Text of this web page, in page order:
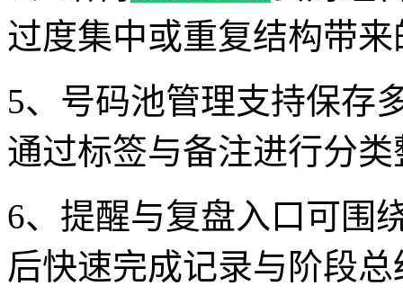
过度集中或重复结构带
5、号码池管理支持保存
通过标签与备注进行分类
6、提醒与复盘入口可围
后快速完成记录与阶段总